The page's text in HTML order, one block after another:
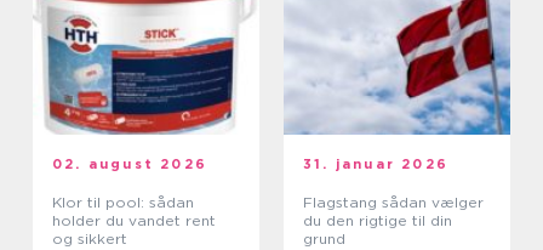
02. august 2026
Klor til pool: sådan
holder du vandet rent
og sikkert
31. januar 2026
Flagstang sådan vælger
du den rigtige til din
grund